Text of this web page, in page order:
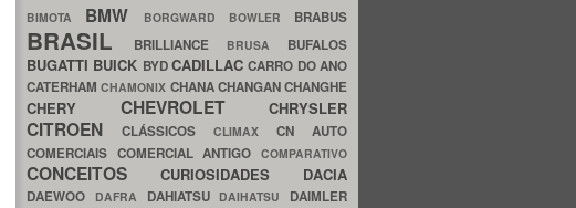
BIMOTA BMW BORGWARD BOWLER BRABUS
BRASIL BRILLIANCE BRUSA BUFALOS
BUGATTI BUICK BYDCADILLACCARRO DO ANO
CATERHAMCHAMONIX CHANACHANGANCHANGHE
CHERY CHEVROLET CHRYSLER
CITROEN CLÁSSICOS CLIMAX CN AUTO
COMERCIAIS COMERCIAL ANTIGOCOMPARATIVO
CONCEITOS CURIOSIDADES DACIA
DAEWOO DAFRA DAHIATSU DAIHATSU DAIMLER